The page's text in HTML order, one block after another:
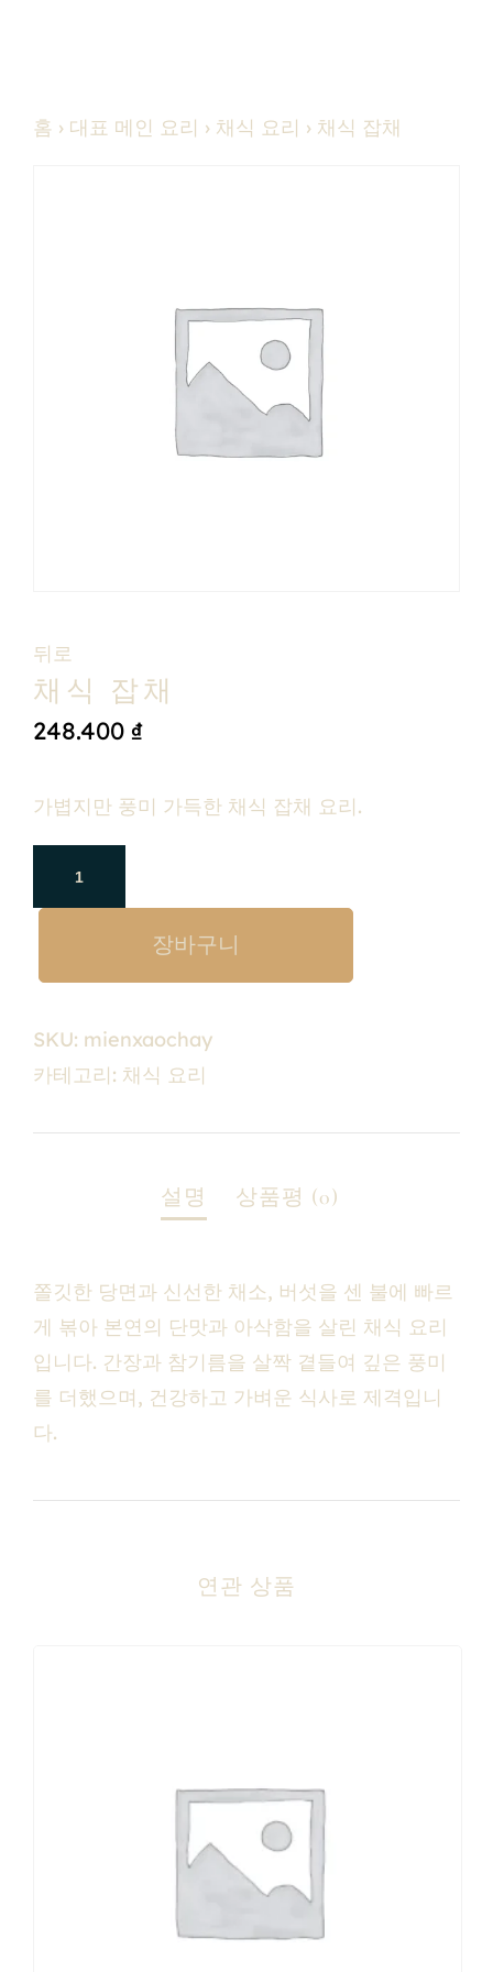
홈 › 대표 메인 요리 › 채식 요리 › 채식 잡채
뒤로
채식 잡채
248.400 ₫
가볍지만 풍미 가득한 채식 잡채 요리.
장바구니
SKU: mienxaochay
카테고리: 채식 요리
쫄깃한 당면과 신선한 채소, 버섯을 센 불에 빠르
게 볶아 본연의 단맛과 아삭함을 살린 채식 요리
입니다. 간장과 참기름을 살짝 곁들여 깊은 풍미
를 더했으며, 건강하고 가벼운 식사로 제격입니
다.
연관 상품